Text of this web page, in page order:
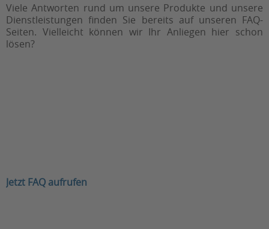
Viele Antworten rund um unsere Produkte und unsere
Dienstleistungen finden Sie bereits auf unseren FAQ-
Seiten. Vielleicht können wir Ihr Anliegen hier schon
lösen?
Jetzt FAQ aufrufen